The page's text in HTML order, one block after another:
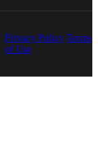
Privacy Policy Terms
of Use